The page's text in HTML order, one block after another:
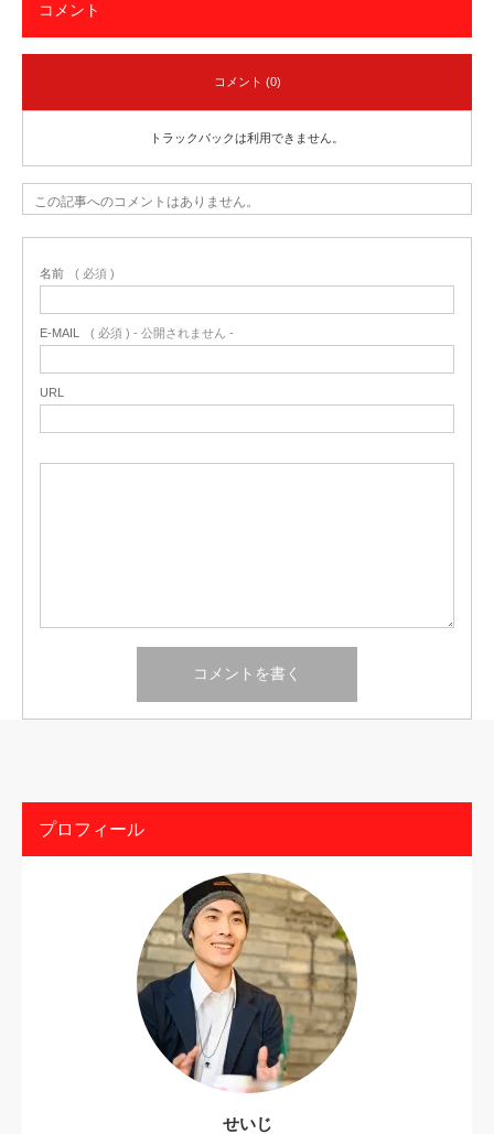
コメント
コメント (0)
トラックバックは利用できません。
この記事へのコメントはありません。
名前 ( 必須 )
E-MAIL ( 必須 ) - 公開されません -
URL
プロフィール
せいじ